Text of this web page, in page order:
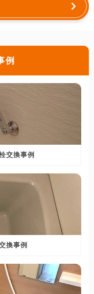
例
交換事例
換事例